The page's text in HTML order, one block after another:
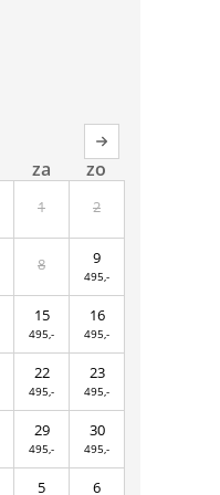
za zo
1 2
8 9
495,-
15
495,-
16
495,-
22
495,-
23
495,-
29
495,-
30
495,-
5 6